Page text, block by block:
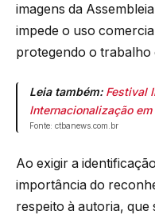
imagens da
impede o uso
protegendo o
Leia também: Festival
Internacionalização
Fonte: ctbanews.com.br
Ao exigir a
importância do
respeito à autoria, que